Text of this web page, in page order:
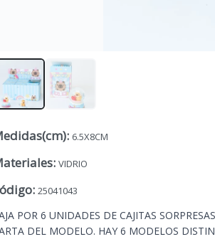
: 6.5X8CM
: VIDRIO
: 25041043
POR 6 UNIDADES DE CAJITAS
DEL MODELO. HAY 6 MODELOS
Lista vacía